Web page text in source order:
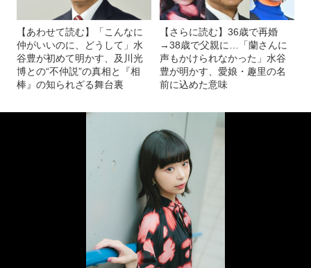
【あわせて読む】「こんなに
仲がいいのに、どうして」水
谷豊が初めて明かす、及川光
博との“不仲説”の真相と『相
棒』の知られざる舞台裏
【さらに読む】36歳で再婚
→38歳で父親に…「蘭さんに
声もかけられなかった」水谷
豊が明かす、愛娘・趣里の名
前に込めた意味